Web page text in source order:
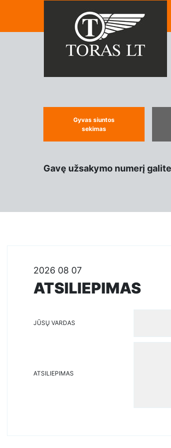
Gyvas siuntos
sekimas
Gavę užsakymo numerį
2026 08 07
ATSILIEPIMAS
JŪSŲ VARDAS
ATSILIEPIMAS